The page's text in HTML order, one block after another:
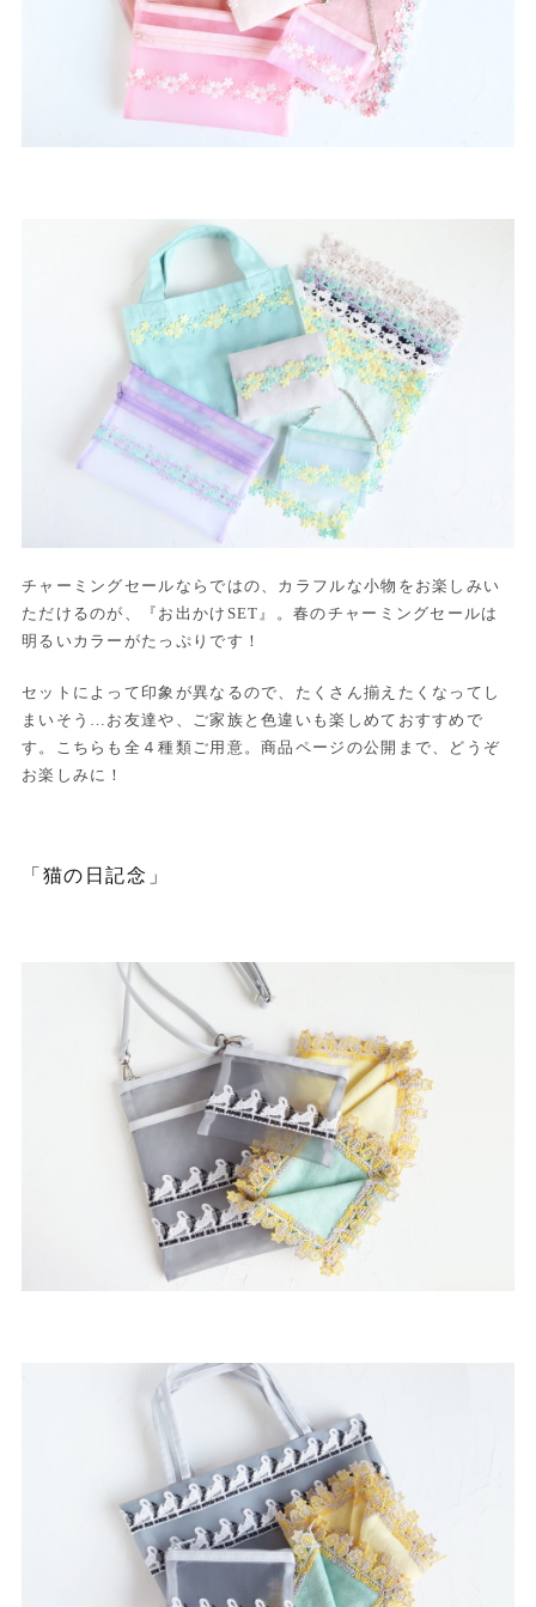
チャーミングセールならではの、カラフルな小物をお楽しみい
ただけるのが、『お出かけSET』。春のチャーミングセールは
明るいカラーがたっぷりです！
セットによって印象が異なるので、たくさん揃えたくなってし
まいそう…お友達や、ご家族と色違いも楽しめておすすめで
す。こちらも全４種類ご用意。商品ページの公開まで、どうぞ
お楽しみに！
「猫の日記念」